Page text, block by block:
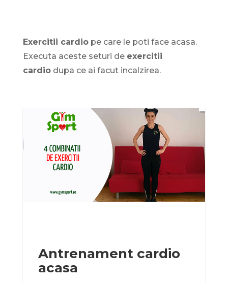
Exercitii cardiope care le poti face acasa.
Executa aceste seturi de exercitii
cardiodupa ce ai facut incalzirea.
Antrenament cardio
acasa